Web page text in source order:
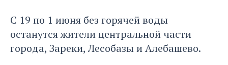
С 19 по 1 июня без горячей воды
останутся жители центральной части
города, Зареки, Лесобазы и Алебашево.